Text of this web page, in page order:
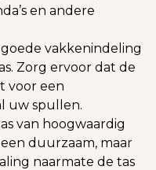
en andere
vakkenindeling
Zorg ervoor dat de
voor een
uw spullen.
van hoogwaardig
duurzaam, maar
naarmate de tas